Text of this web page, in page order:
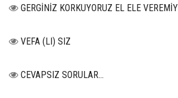
GERGİNİZ KORKUYORUZ EL ELE
VEFA (LI) SIZ
CEVAPSIZ SORULAR…